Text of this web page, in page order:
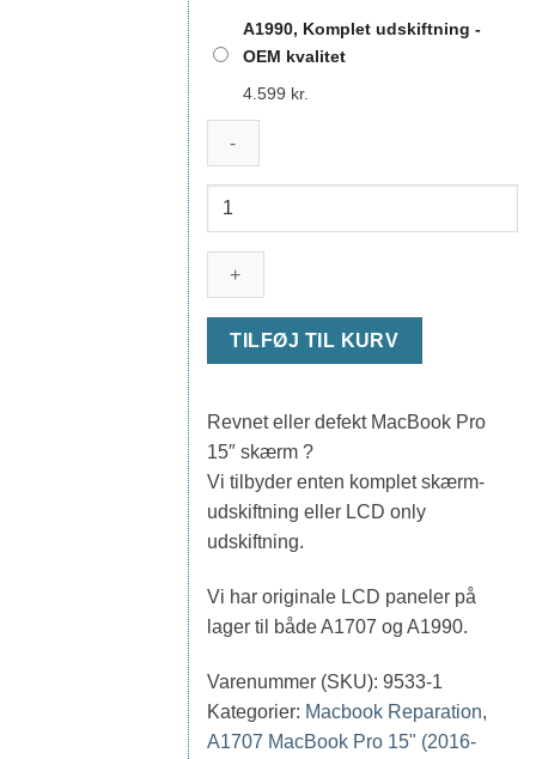
A1990, Komplet udskiftning -
OEM kvalitet
4.599 kr.
Macbook
15"
skærmudskiftning
A1990
TILFØJ TIL KURV
Revnet eller defekt MacBook Pro
15″ skærm ?
Vi tilbyder enten komplet skærm-
udskiftning eller LCD only
udskiftning.
Vi har originale LCD paneler på
lager til både A1707 og A1990.
Varenummer (SKU): 9533-1
Kategorier: Macbook Reparation,
A1707 MacBook Pro 15" (2016-